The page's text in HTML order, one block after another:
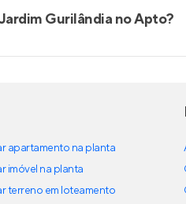
Gurilândia no Apto?
apartamento na planta
imóvel na planta
terreno em loteamento